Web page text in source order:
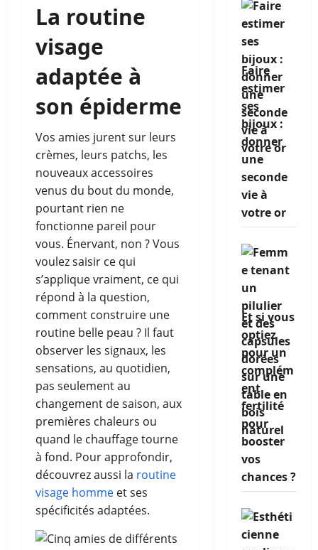
La routine
visage
adaptée à
son épiderme
Vos amies jurent sur leurs
crèmes, leurs patchs, les
nouveaux accessoires
venus du bout du monde,
pourtant rien ne
fonctionne pareil pour
vous. Énervant, non ? Vous
voulez saisir ce qui
s’applique vraiment, ce qui
répond à la question,
comment construire une
routine belle peau ? Il faut
observer les signaux, les
sensations, au quotidien,
pas seulement au
changement de saison, aux
premières chaleurs ou
quand le chauffage tourne
à fond. Pour approfondir,
découvrez aussi la routine
visage homme et ses
spécificités adaptées.
Faire
estimer
ses
bijoux :
donner
une
seconde
vie à
votre or
Et si vous
optiez
pour un
complém
ent
fertilité
pour
booster
vos
chances ?